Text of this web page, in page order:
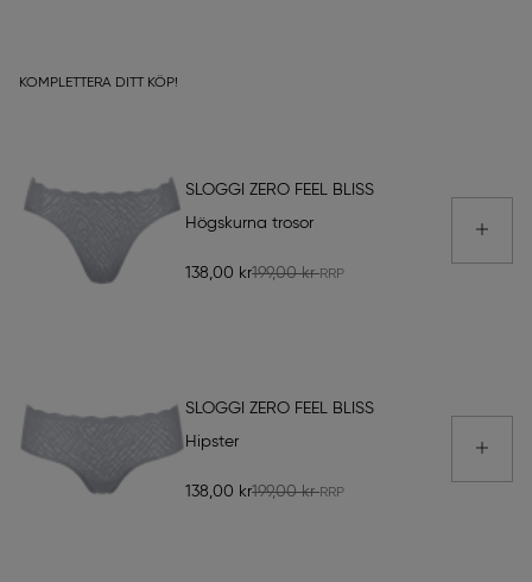
KOMPLETTERA DITT KÖP!
SLOGGI ZERO FEEL BLISS
Högskurna trosor
138,00 kr199,00 kr
SLOGGI ZERO FEEL BLISS
Hipster
138,00 kr199,00 kr